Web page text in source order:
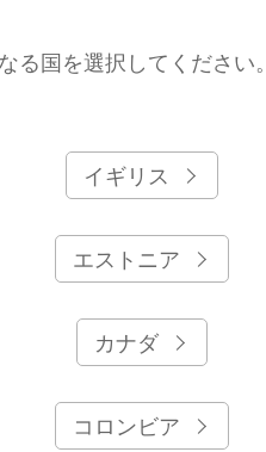
る国を選択してください。
イギリス
エストニア
カナダ
コロンビア